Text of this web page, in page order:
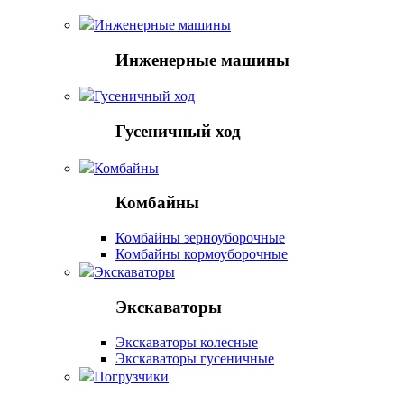
Инженерные машины
Инженерные машины
Гусеничный ход
Гусеничный ход
Комбайны
Комбайны
Комбайны зерноуборочные
Комбайны кормоуборочные
Экскаваторы
Экскаваторы
Экскаваторы колесные
Экскаваторы гусеничные
Погрузчики